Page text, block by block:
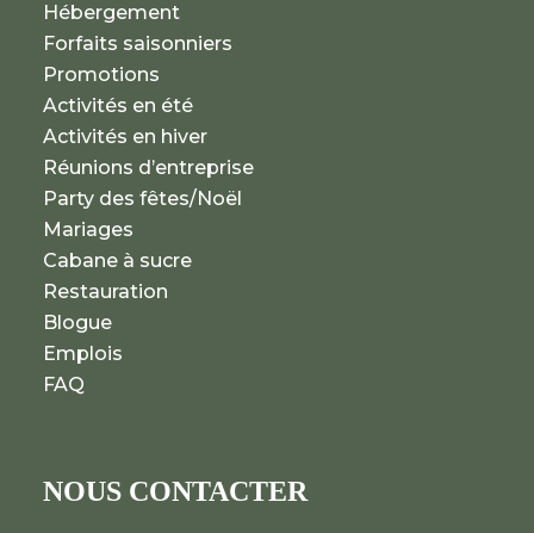
Hébergement
Forfaits saisonniers
Promotions
Activités en été
Activités en hiver
Réunions d’entreprise
Party des fêtes/Noël
Mariages
Cabane à sucre
Restauration
Blogue
Emplois
FAQ
NOUS CONTACTER